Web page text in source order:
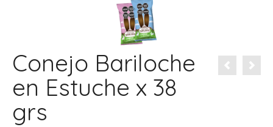
Conejo Bariloche
en Estuche x 38
grs